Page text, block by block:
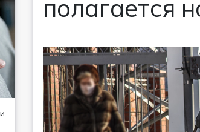
полагается